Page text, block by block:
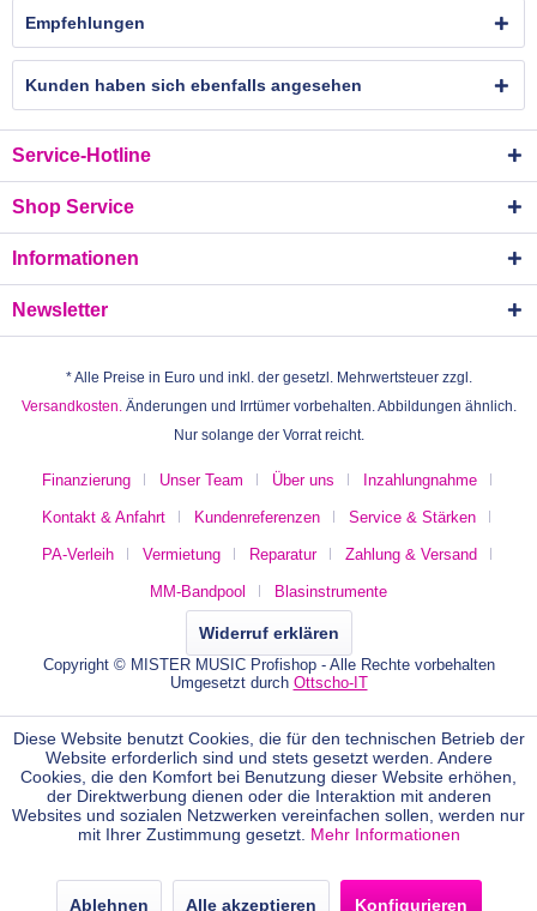
Empfehlungen
Kunden haben sich ebenfalls angesehen
Service-Hotline
Shop Service
Informationen
Newsletter
* Alle Preise in Euro und inkl. der gesetzl. Mehrwertsteuer zzgl.
Versandkosten. Änderungen und Irrtümer vorbehalten. Abbildungen ähnlich.
Nur solange der Vorrat reicht.
Finanzierung Unser Team Über uns Inzahlungnahme
Kontakt & Anfahrt Kundenreferenzen Service & Stärken
PA-Verleih Vermietung Reparatur Zahlung & Versand
MM-Bandpool Blasinstrumente
Widerruf erklären
Copyright © MISTER MUSIC Profishop - Alle Rechte vorbehalten
Umgesetzt durch Ottscho-IT
Diese Website benutzt Cookies, die für den technischen Betrieb der
Website erforderlich sind und stets gesetzt werden. Andere
Cookies, die den Komfort bei Benutzung dieser Website erhöhen,
der Direktwerbung dienen oder die Interaktion mit anderen
Websites und sozialen Netzwerken vereinfachen sollen, werden nur
mit Ihrer Zustimmung gesetzt. Mehr Informationen
Ablehnen Alle akzeptieren Konfigurieren